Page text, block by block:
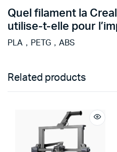
Quel filament la
utilise-t-elle pour
PLA，PETG，ABS
Related products